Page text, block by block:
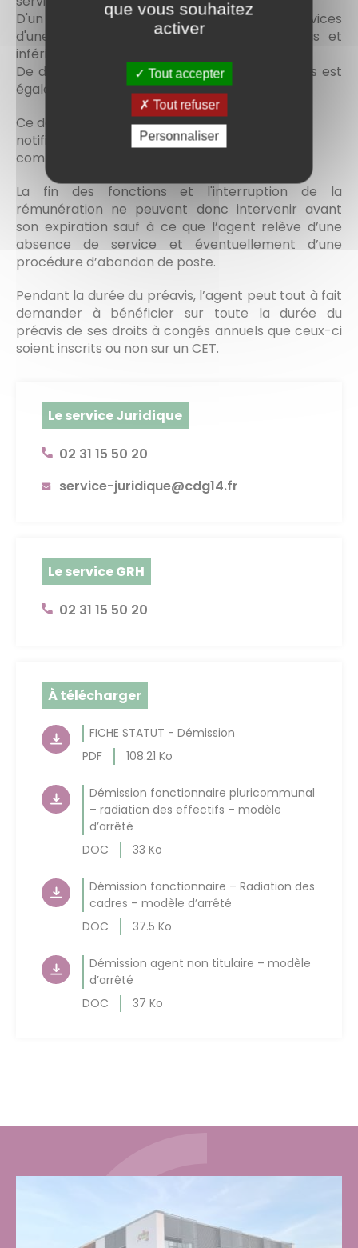
D'un mois au moins s'il a accompli des services
d'une durée égale ou supérieure à six mois et
inférieure à deux ans
De deux mois au moins si la durée des services est
égale ou supérieure à deux ans
Ce délai de préavis, qui débute le jour suivant la
notification de la démission, s'impose à l'agent
comme à l'administration.
La fin des fonctions et l'interruption de la
rémunération ne peuvent donc intervenir avant
son expiration sauf à ce que l’agent relève d’une
absence de service et éventuellement d’une
procédure d’abandon de poste.
Pendant la durée du préavis, l’agent peut tout à fait
demander à bénéficier sur toute la durée du
préavis de ses droits à congés annuels que ceux-ci
soient inscrits ou non sur un CET.
Le service Juridique
02 31 15 50 20
service-juridique@cdg14.fr
Le service GRH
02 31 15 50 20
À télécharger
FICHE STATUT - Démission
PDF
108.21 Ko
Démission fonctionnaire pluricommunal
– radiation des effectifs – modèle
d’arrêté
DOC
33 Ko
Démission fonctionnaire – Radiation des
cadres – modèle d’arrêté
DOC
37.5 Ko
Démission agent non titulaire – modèle
d’arrêté
DOC
37 Ko
que vous souhaitez
activer
Tout accepter
Tout refuser
Personnaliser